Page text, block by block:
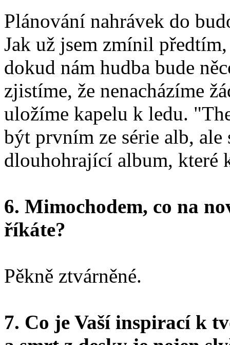
Plánování nahrávek do
Jak už jsem zmínil
dokud nám hudba bude
zjistíme, že nenacházíme
uložíme kapelu k ledu.
být prvním ze série alb, ale
dlouhohrající album, které
6. Mimochodem, co na
říkáte?
Pěkně ztvárněné.
7. Co je Vaší inspirací k